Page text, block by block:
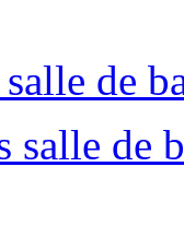
de
salle de